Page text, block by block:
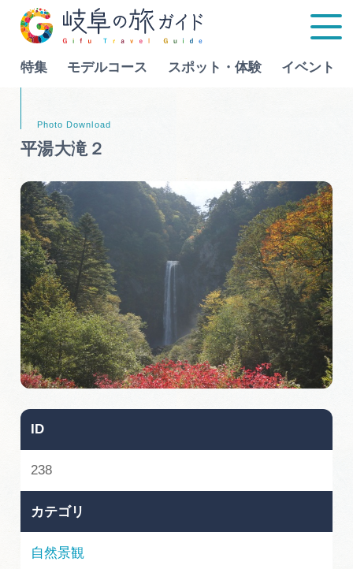
特集 モデルコース スポット・体験 イベント
特集
モデルコース
スポット・体験
イベント
グルメ
旅の予約
ぎふ旅レポーター記事
早わかり岐阜
Language
行きたいリストを見る
平湯大滝２
ID
238
カテゴリ
自然景観